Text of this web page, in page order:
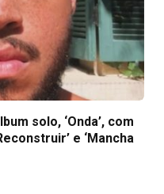
solo, ‘Onda’, com
e ‘Mancha